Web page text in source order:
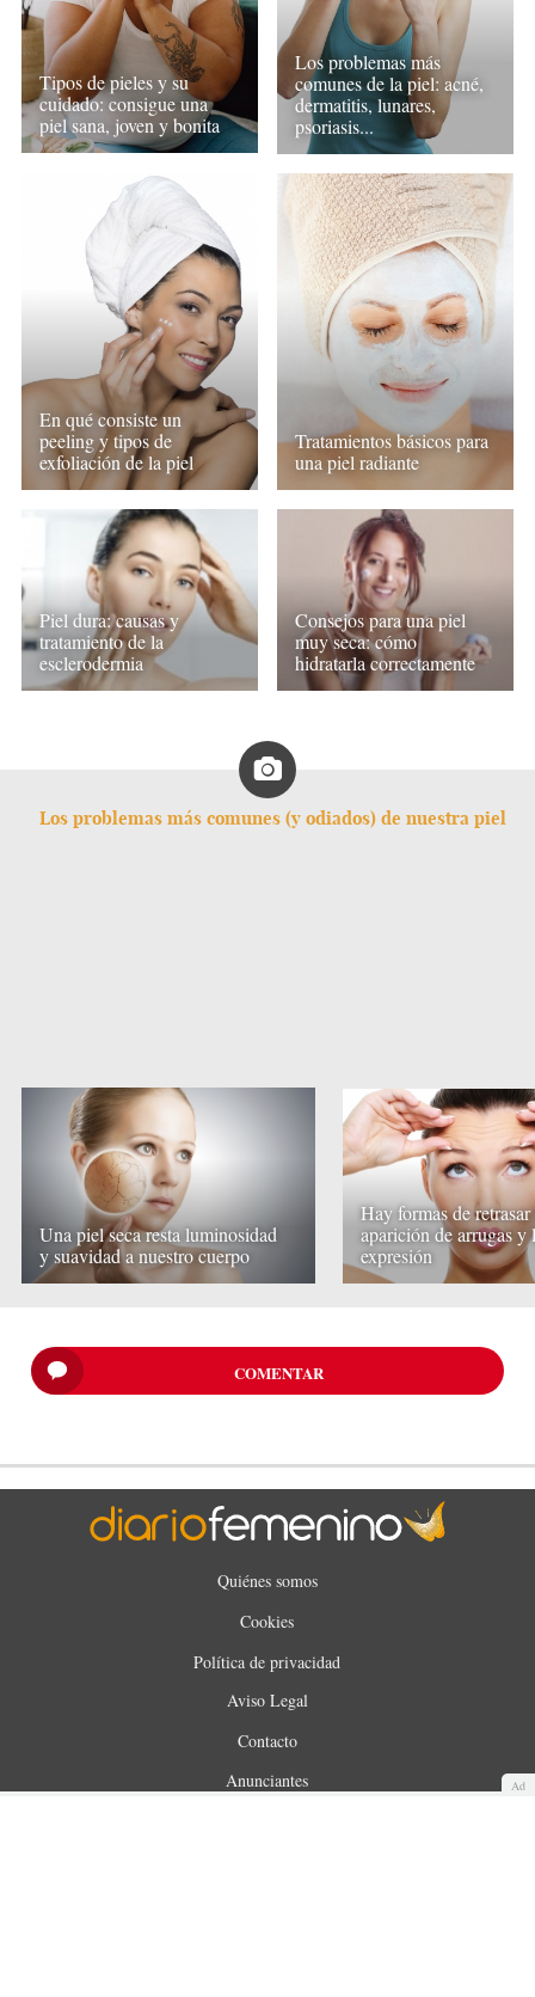
Tipos de pieles y su
cuidado: consigue una
piel sana, joven y bonita
Los problemas más
comunes de la piel: acné,
dermatitis, lunares,
psoriasis...
En qué consiste un
peeling y tipos de
exfoliación de la piel
Tratamientos básicos para
una piel radiante
Piel dura: causas y
tratamiento de la
esclerodermia
Consejos para una piel
muy seca: cómo
hidratarla correctamente
Los problemas más comunes (y odiados) de nuestra piel
Una piel seca resta luminosidad
y suavidad a nuestro cuerpo
Hay formas de retrasar
aparición de arrugas y
expresión
COMENTAR
Ad
Quiénes somos
Cookies
Política de privacidad
Aviso Legal
Contacto
Anunciantes